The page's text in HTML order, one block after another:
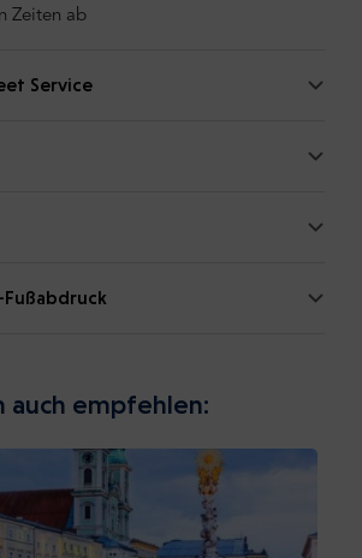
Zeiten ab
Service
auch empfehlen: